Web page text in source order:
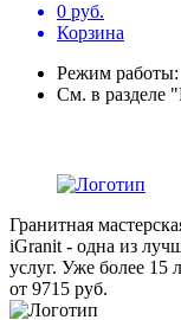
0 руб.
Корзина
Режим работы:
См. в разделе
Гранитная
iGranit - одна из
услуг. Уже более 15
от 9715 руб.